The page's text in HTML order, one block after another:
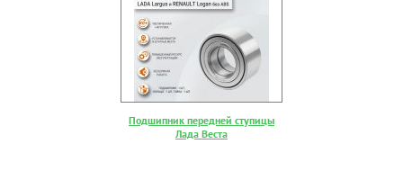
Подшипник передней ступицы
Лада Веста